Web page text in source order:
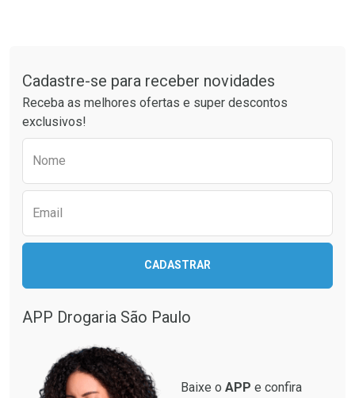
Ativar Desconto
Comprar sem Desconto
Comprar sem Desconto
Por R$ 61,55/cada
Ativar Desconto
Comprar sem Desconto
Comprar sem Desconto
Cadastre-se para receber novidades
Receba as melhores ofertas e super descontos
exclusivos!
Nome
Email
CADASTRAR
APP Drogaria São Paulo
Baixe o APP e confira